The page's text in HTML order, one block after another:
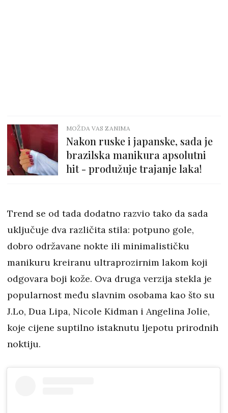
MOŽDA VAS ZANIMA
Nakon ruske i japanske, sada je
brazilska manikura apsolutni
hit - produžuje trajanje laka!
Trend se od tada dodatno razvio tako da sada
uključuje dva različita stila: potpuno gole,
dobro održavane nokte ili minimalističku
manikuru kreiranu ultraprozirnim lakom koji
odgovara boji kože. Ova druga verzija stekla je
popularnost među slavnim osobama kao što su
J.Lo, Dua Lipa, Nicole Kidman i Angelina Jolie,
koje cijene suptilno istaknutu ljepotu prirodnih
noktiju.